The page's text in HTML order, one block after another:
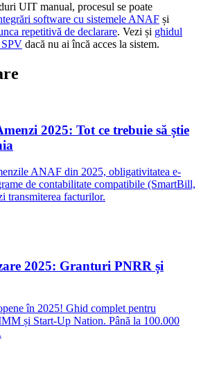
UIT manual, procesul se poate
software cu sistemele ANAF și
repetitivă de declarare. Vezi și ghidul
SPV dacă nu ai încă acces la sistem.
2025: Tot ce trebuie să știe
ANAF din 2025, obligativitatea e-
de contabilitate compatibile (SmartBill,
transmiterea facturilor.
2025: Granturi PNRR și
în 2025! Ghid complet pentru
și Start-Up Nation. Până la 100.000